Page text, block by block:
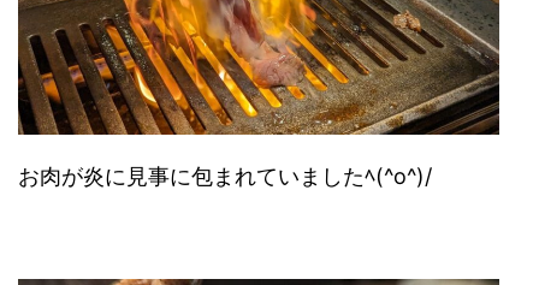
お肉が炎に見事に包まれていましたﾍ(^o^)/